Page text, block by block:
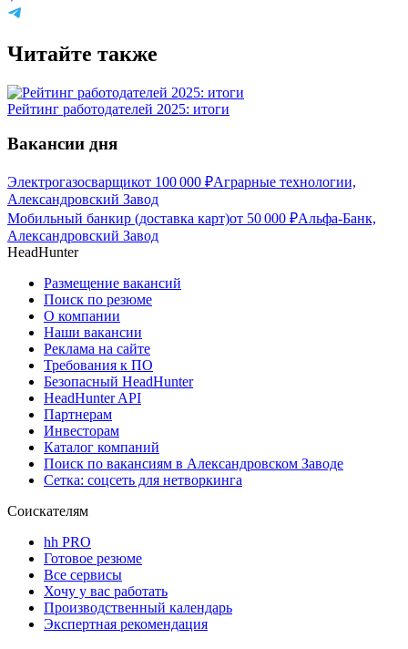
Читайте также
Рейтинг работодателей 2025: итоги
Вакансии дня
Электрогазосварщикот 100 000 ₽Аграрные технологии,
Александровский Завод
Мобильный банкир (доставка карт)от 50 000 ₽Альфа-Банк,
Александровский Завод
HeadHunter
Размещение вакансий
Поиск по резюме
О компании
Наши вакансии
Реклама на сайте
Требования к ПО
Безопасный HeadHunter
HeadHunter API
Партнерам
Инвесторам
Каталог компаний
Поиск по вакансиям в Александровском Заводе
Сетка: соцсеть для нетворкинга
Соискателям
hh PRO
Готовое резюме
Все сервисы
Хочу у вас работать
Производственный календарь
Экспертная рекомендация